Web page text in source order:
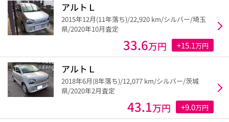
アルトＬ
2015年12月(11年落ち)/22,920 km/シルバー/埼玉
県/2020年10月査定
33.6万円 +15.1万円
アルトＬ
2018年6月(8年落ち)/12,077 km/シルバー/茨城
県/2020年2月査定
43.1万円 +9.0万円